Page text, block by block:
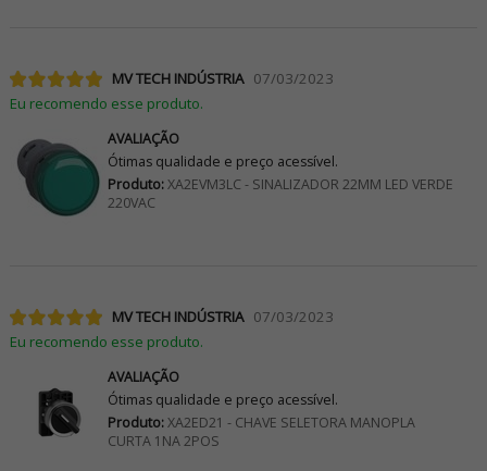
MV TECH INDÚSTRIA 07/03/2023
Eu recomendo esse produto.
AVALIAÇÃO
Ótimas qualidade e preço acessível.
Produto:XA2EVM3LC - SINALIZADOR 22MM LED VERDE
220VAC
MV TECH INDÚSTRIA 07/03/2023
Eu recomendo esse produto.
AVALIAÇÃO
Ótimas qualidade e preço acessível.
Produto:XA2ED21 - CHAVE SELETORA MANOPLA
CURTA 1NA 2POS